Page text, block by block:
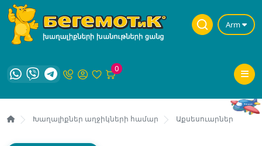
Arm
0
Խաղալիքներ աղջիկների համար Աքսեսուարներ